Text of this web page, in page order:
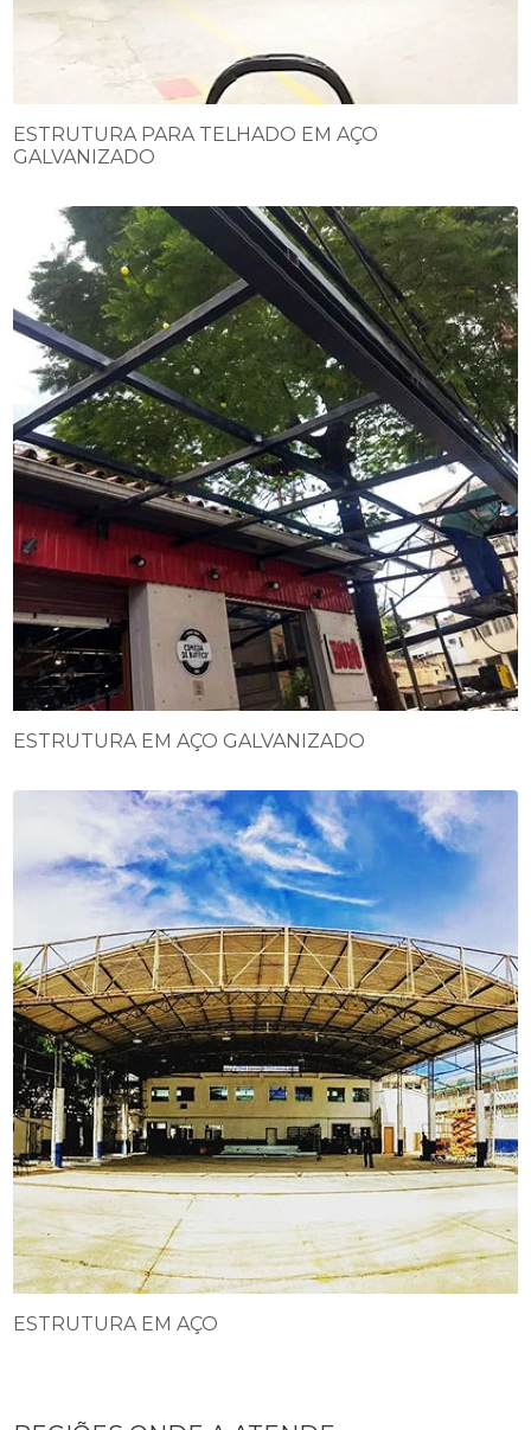
ESTRUTURA PARA TELHADO EM AÇO
GALVANIZADO
ESTRUTURA EM AÇO GALVANIZADO
ESTRUTURA EM AÇO